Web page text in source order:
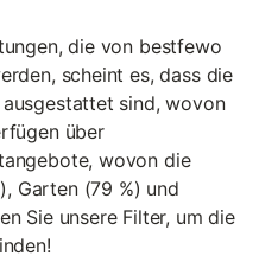
die von bestfewo
scheint es, dass die
sind, wovon
über
wovon die
Garten (79 %) und
Sie unsere Filter, um die